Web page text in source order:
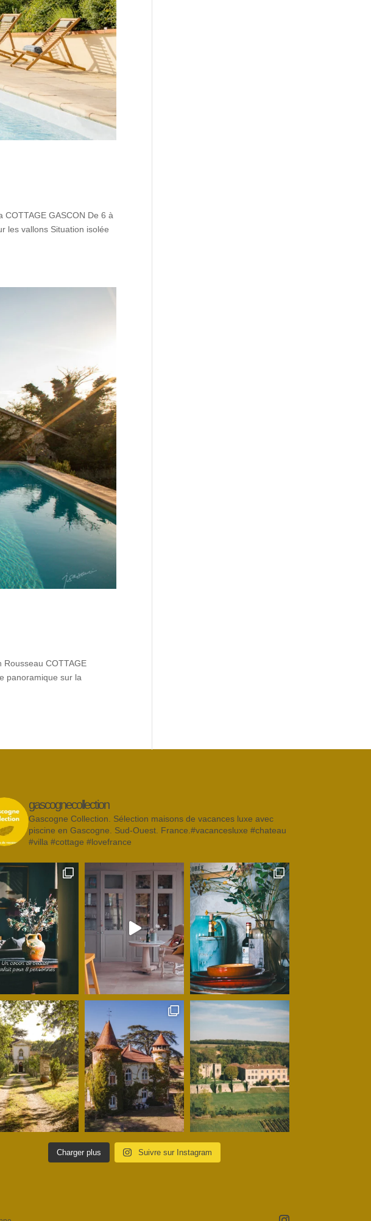
GASCON De 6 à
les vallons Situation isolée
Rousseau COTTAGE
panoramique sur la
gascognecollection
Gascogne Collection. Sélection maisons de vacances luxe avec
piscine en Gascogne. Sud-Ouest. France.#vacancesluxe #chateau
#villa #cottage #lovefrance
Charger plus Suivre sur Instagram